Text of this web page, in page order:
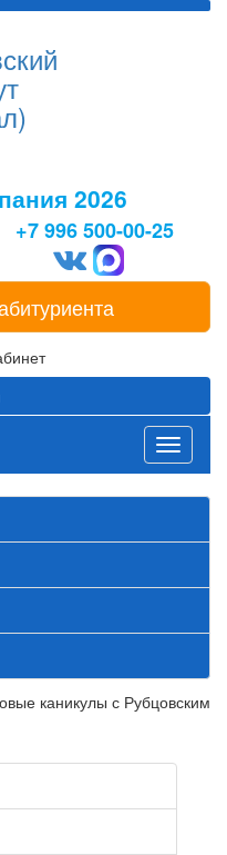
2026
+7 996 500-00-25
Toggle
каникулы с Рубцовским